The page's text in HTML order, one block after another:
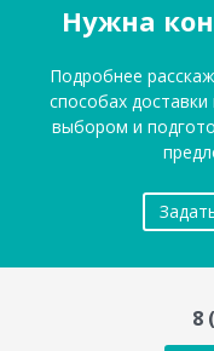
Нужна
Подробнее
способах
выбором и
8